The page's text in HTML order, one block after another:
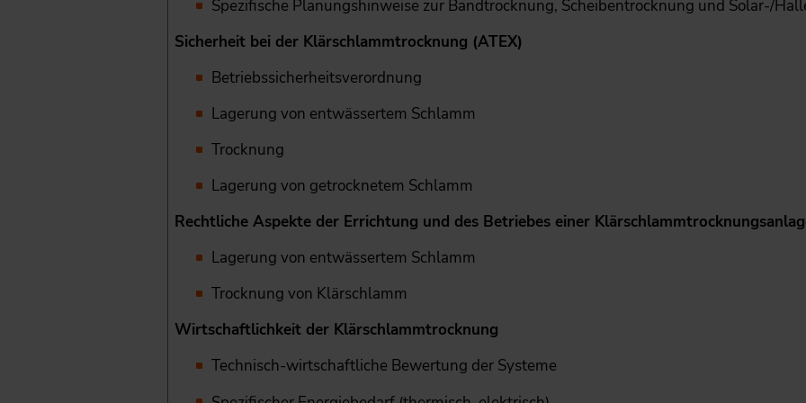
Spezifische Planungshinweise zur Bandtrocknung, Scheibentrocknung und Solar-/
Sicherheit bei der Klärschlammtrocknung (ATEX)
Betriebssicherheitsverordnung
Lagerung von entwässertem Schlamm
Trocknung
Lagerung von getrocknetem Schlamm
Rechtliche Aspekte der Errichtung und des Betriebes einer
Lagerung von entwässertem Schlamm
Trocknung von Klärschlamm
Wirtschaftlichkeit der Klärschlammtrocknung
Technisch-wirtschaftliche Bewertung der Systeme